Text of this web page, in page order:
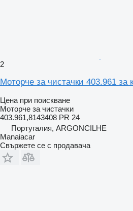
2
Моторче за чистачки 403.961 за
Цена при поискване
Моторче за чистачки
403.961,8143408 PR 24
Португалия, ARGONCILHE
Manaiacar
Свържете се с продавача